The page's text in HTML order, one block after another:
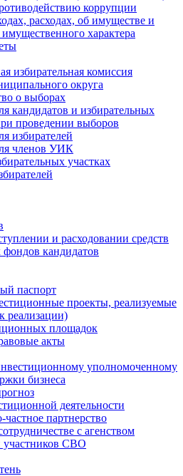
коррупции
расходах, об имуществе и
имущественного характера
избирательная комиссия
округа
о выборах
кандидатов и избирательных
проведении выборов
избирателей
членов УИК
участках
и расходовании средств
фондов кандидатов
паспорт
проекты, реализуемые
реализации)
площадок
акты
уполномоченному
бизнеса
деятельности
партнерство
с агенством
СВО